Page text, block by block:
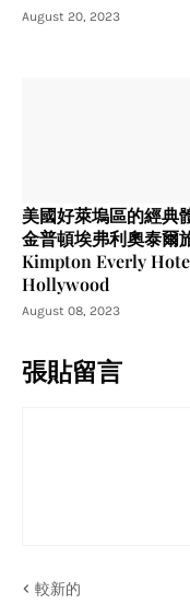
August 20, 2023
美國好萊塢區的經典
金普頓埃弗利奧泰爾
Kimpton Everly
Hollywood
August 08, 2023
張貼留言
較新的